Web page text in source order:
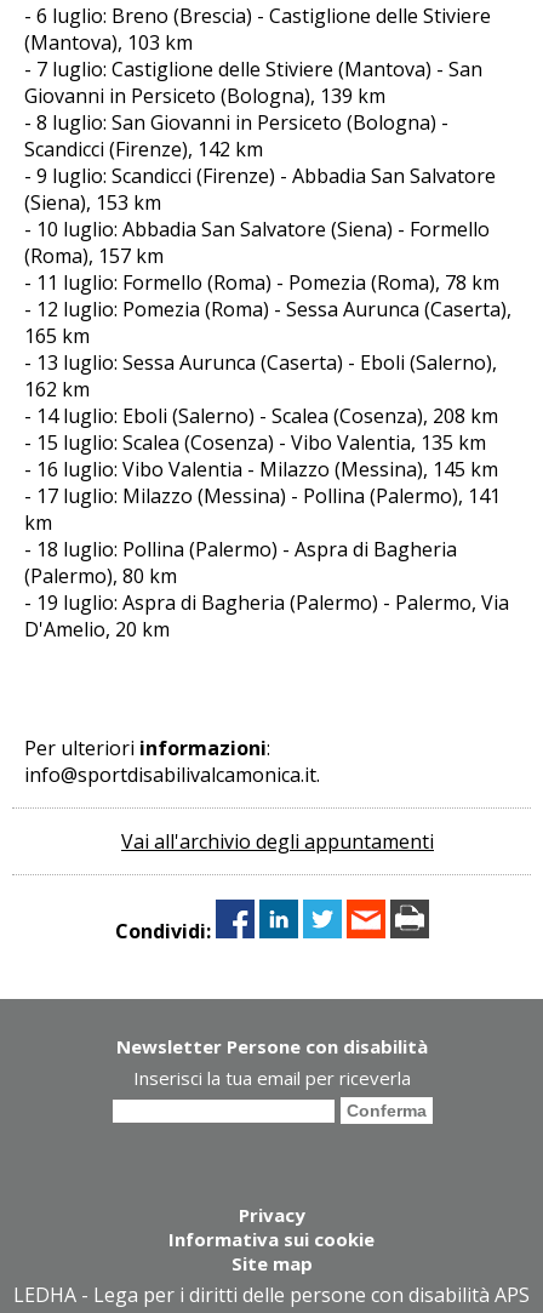
- 6 luglio: Breno (Brescia) - Castiglione delle Stiviere
(Mantova), 103 km
- 7 luglio: Castiglione delle Stiviere (Mantova) - San
Giovanni in Persiceto (Bologna), 139 km
- 8 luglio: San Giovanni in Persiceto (Bologna) -
Scandicci (Firenze), 142 km
- 9 luglio: Scandicci (Firenze) - Abbadia San Salvatore
(Siena), 153 km
- 10 luglio: Abbadia San Salvatore (Siena) - Formello
(Roma), 157 km
- 11 luglio: Formello (Roma) - Pomezia (Roma), 78 km
- 12 luglio: Pomezia (Roma) - Sessa Aurunca (Caserta),
165 km
- 13 luglio: Sessa Aurunca (Caserta) - Eboli (Salerno),
162 km
- 14 luglio: Eboli (Salerno) - Scalea (Cosenza), 208 km
- 15 luglio: Scalea (Cosenza) - Vibo Valentia, 135 km
- 16 luglio: Vibo Valentia - Milazzo (Messina), 145 km
- 17 luglio: Milazzo (Messina) - Pollina (Palermo), 141
km
- 18 luglio: Pollina (Palermo) - Aspra di Bagheria
(Palermo), 80 km
- 19 luglio: Aspra di Bagheria (Palermo) - Palermo, Via
D'Amelio, 20 km
Per ulteriori informazioni:
info@sportdisabilivalcamonica.it.
Vai all'archivio degli appuntamenti
Condividi:
Newsletter Persone con disabilità
Inserisci la tua email per riceverla
Privacy
Informativa sui cookie
Site map
LEDHA - Lega per i diritti delle persone con disabilità APS